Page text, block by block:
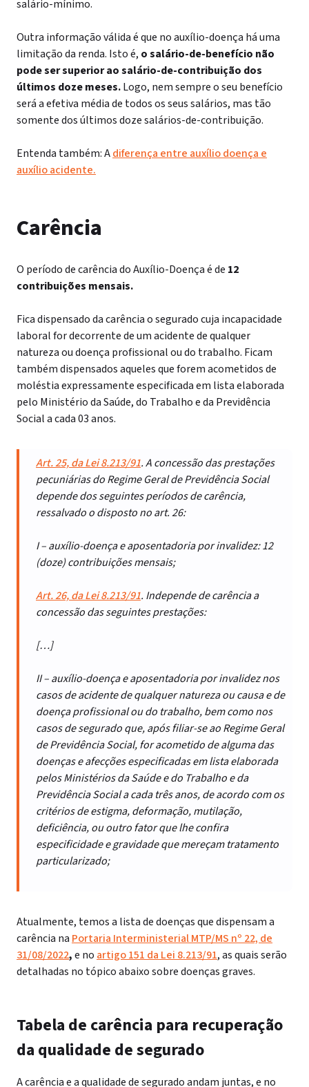
salário-mínimo.
Outra informação válida é que no auxílio-doença há uma
limitação da renda. Isto é, o salário-de-benefício não
pode ser superior ao salário-de-contribuição dos
últimos doze meses.Logo, nem sempre o seu benefício
será a efetiva média de todos os seus salários, mas tão
somente dos últimos doze salários-de-contribuição.
Entenda também: Adiferença entre auxílio doença e
auxílio acidente.
Carência
O período de carência do Auxílio-Doença é de 12
contribuições mensais.
Fica dispensado da carência o segurado cuja incapacidade
laboral for decorrente de um acidente de qualquer
natureza ou doença profissional ou do trabalho. Ficam
também dispensados aqueles que forem acometidos de
moléstia expressamente especificada em lista elaborada
pelo Ministério da Saúde, do Trabalho e da Previdência
Social a cada 03 anos.
Art. 25, da Lei 8.213/91. A concessão das prestações
pecuniárias do Regime Geral de Previdência Social
depende dos seguintes períodos de carência,
ressalvado o disposto no art. 26:
I – auxílio-doença e aposentadoria por invalidez: 12
(doze) contribuições mensais;
Art. 26, da Lei 8.213/91. Independe de carência a
concessão das seguintes prestações:
[…]
II – auxílio-doença e aposentadoria por invalidez nos
casos de acidente de qualquer natureza ou causa e de
doença profissional ou do trabalho, bem como nos
casos de segurado que, após filiar-se ao Regime Geral
de Previdência Social, for acometido de alguma das
doenças e afecções especificadas em lista elaborada
pelos Ministérios da Saúde e do Trabalho e da
Previdência Social a cada três anos, de acordo com os
critérios de estigma, deformação, mutilação,
deficiência, ou outro fator que lhe confira
especificidade e gravidade que mereçam tratamento
particularizado;
Atualmente, temos a lista de doenças que dispensam a
carência na Portaria Interministerial MTP/MS nº 22, de
31/08/2022,e no artigo 151 da Lei 8.213/91, as quais serão
detalhadas no tópico abaixo sobre doenças graves.
Tabela de carência para recuperação
da qualidade de segurado
A carência e a qualidade de segurado andam juntas, e no